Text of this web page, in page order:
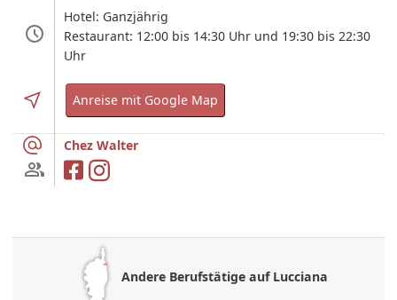
Hotel: Ganzjährig
Restaurant: 12:00 bis 14:30 Uhr und 19:30 bis 22:30
Uhr
Anreise mit Google Map
Chez Walter
Andere Berufstätige auf Lucciana